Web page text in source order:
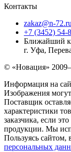
Контакты
zakaz@n-72.ru
+7 (3452) 54-
Ближайший
г. Уфа,
© «Новация»
Информация на
Изображения
Поставщик
характеристики
заказчика, если
продукции. Мы
Пользуясь сайтом,
персональных